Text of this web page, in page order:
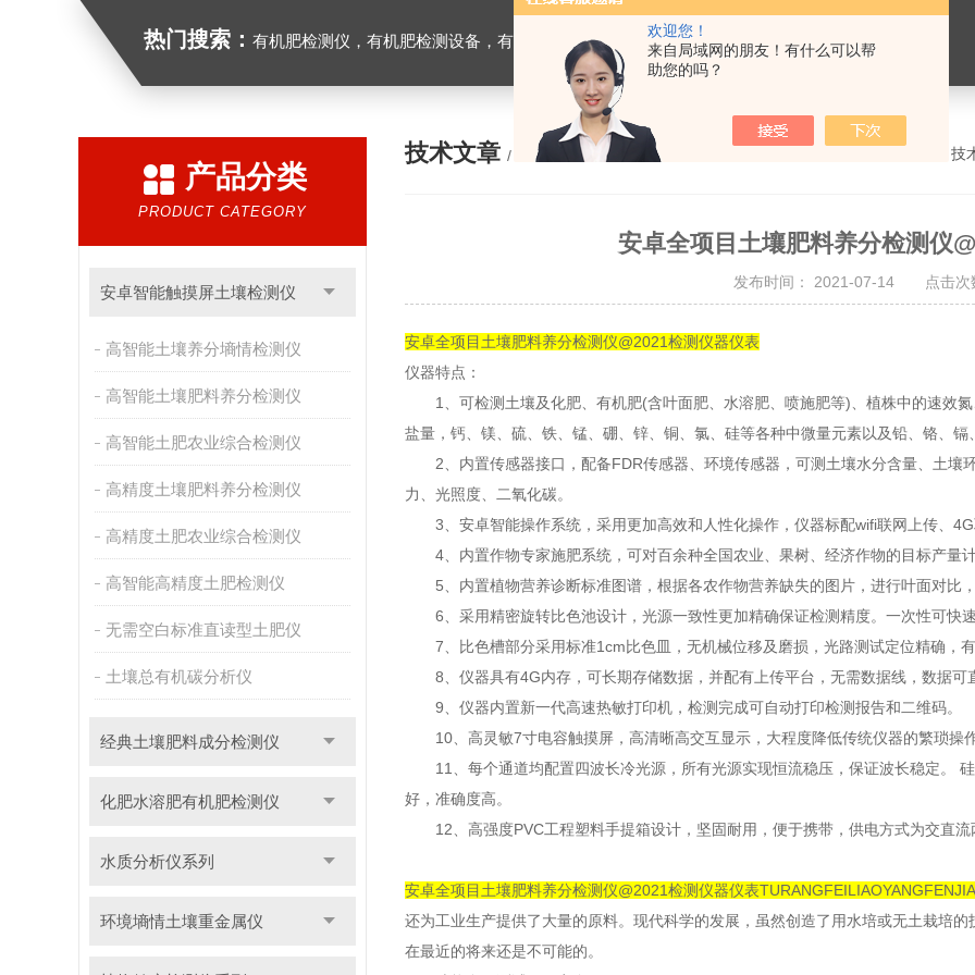
欢迎您！
来自局域网的朋友！有什么可以帮
助您的吗？
热门搜索： 有机肥检测仪，有机肥检测设备，有机肥实验室设备，生物有机肥检测仪器，有机肥化验仪，有机肥实验室建设
产品分类
PRODUCT CATEGORY
安卓智能触摸屏土壤检测仪
高智能土壤养分墒情检测仪
高智能土壤肥料养分检测仪
高智能土肥农业综合检测仪
高精度土壤肥料养分检测仪
高精度土肥农业综合检测仪
高智能高精度土肥检测仪
无需空白标准直读型土肥仪
土壤总有机碳分析仪
经典土壤肥料成分检测仪
化肥水溶肥有机肥检测仪
水质分析仪系列
环境墒情土壤重金属仪
技术文章 / ARTICLE 技
安卓全项目土壤肥料养分检测仪
发布时间： 2021-07-14 点击次
安卓全项目土壤肥料养分检测仪@2021检测仪器仪表
仪器特点：
1、可检测土壤及化肥、有机肥(含叶面肥、水溶肥、喷施肥等)、植株中的速效
盐量，钙、镁、硫、铁、锰、硼、锌、铜、氯、硅等各种中微量元素以及铅、铬、
2、内置传感器接口，配备FDR传感器、环境传感器，可测土壤水分含量、土壤
力、光照度、二氧化碳。
3、安卓智能操作系统，采用更加高效和人性化操作，仪器标配wifi联网上传、
4、内置作物专家施肥系统，可对百余种全国农业、果树、经济作物的目标产量
5、内置植物营养诊断标准图谱，根据各农作物营养缺失的图片，进行叶面对比
6、采用精密旋转比色池设计，光源一致性更加精确保证检测精度。一次性可快
7、比色槽部分采用标准1cm比色皿，无机械位移及磨损，光路测试定位精确，
8、仪器具有4G内存，可长期存储数据，并配有上传平台，无需数据线，数据可
9、仪器内置新一代高速热敏打印机，检测完成可自动打印检测报告和二维码。
10、高灵敏7寸电容触摸屏，高清晰高交互显示，大程度降低传统仪器的繁琐操
11、每个通道均配置四波长冷光源，所有光源实现恒流稳压，保证波长稳定。
好，准确度高。
12、高强度PVC工程塑料手提箱设计，坚固耐用，便于携带，供电方式为交直流
安卓全项目土壤肥料养分检测仪@2021检测仪器仪表
还为工业生产提供了大量的原料。现代科学的发展，虽然创造了用水培或无土栽培
在最近的将来还是不可能的。